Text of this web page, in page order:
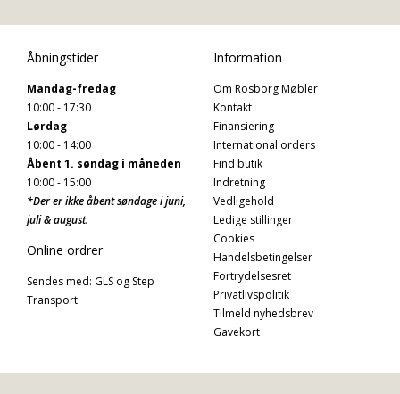
Åbningstider
Mandag-fredag
10:00 - 17:30
Lørdag
10:00 - 14:00
Åbent 1. søndag i måneden
10:00 - 15:00
*Der er ikke åbent søndage i juni,
juli & august.
Online ordrer
Sendes med: GLS og Step
Transport
Information
Om Rosborg Møbler
Kontakt
Finansiering
International orders
Find butik
Indretning
Vedligehold
Ledige stillinger
Cookies
Handelsbetingelser
Fortrydelsesret
Privatlivspolitik
Tilmeld nyhedsbrev
Gavekort